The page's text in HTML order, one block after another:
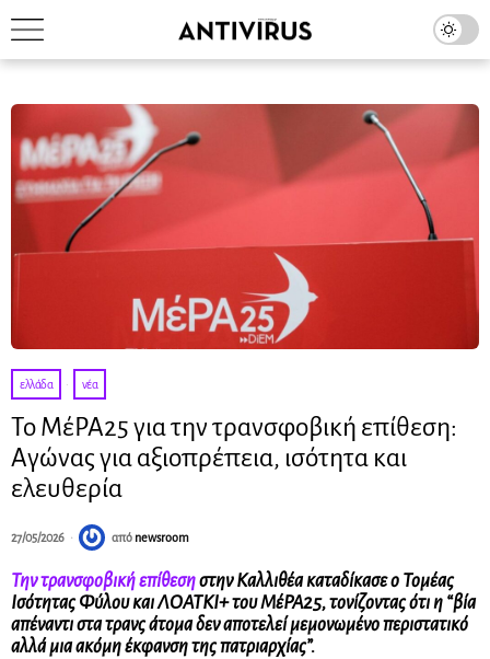
ελλάδα · νέα
Το ΜέΡΑ25 για την τρανσφοβική επίθεση:
Αγώνας για αξιοπρέπεια, ισότητα και
ελευθερία
27/05/2026 από newsroom
Την τρανσφοβική επίθεσηστην Καλλιθέα καταδίκασε ο Τομέας
Ισότητας Φύλου και ΛΟΑΤΚΙ+ του ΜέΡΑ25, τονίζοντας ότι η “βία
απέναντι στα τρανς άτομα δεν αποτελεί μεμονωμένο περιστατικό
αλλά μια ακόμη έκφανση της πατριαρχίας”.